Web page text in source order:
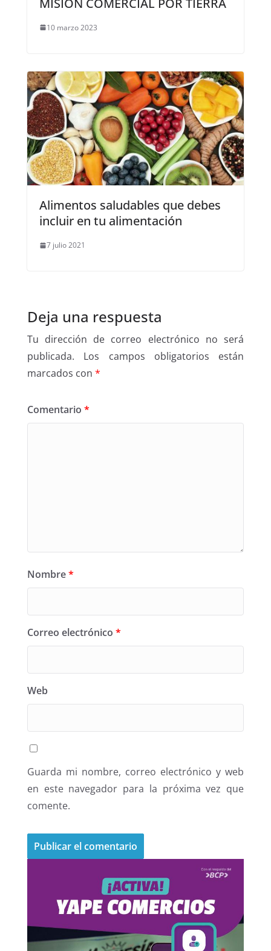
MISIÓN COMERCIAL POR TIERRA
10 marzo 2023
Alimentos saludables que debes
incluir en tu alimentación
7 julio 2021
Deja una respuesta
Tu dirección de correo electrónico no será
publicada.
Los campos obligatorios están
marcados con *
Comentario *
Nombre*
Correo electrónico *
Web
Guarda mi nombre, correo electrónico y web
en este navegador para la próxima vez que
comente.